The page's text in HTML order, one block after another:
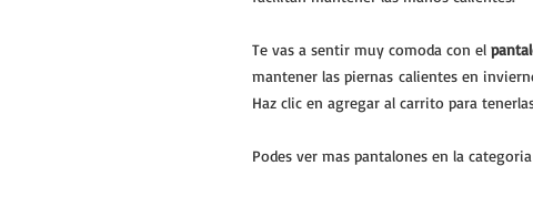
Te vas a sentir muy comoda con el
mantener las piernas calientes en
Haz clic en agregar al carrito para
Podes ver mas pantalones en la categoria